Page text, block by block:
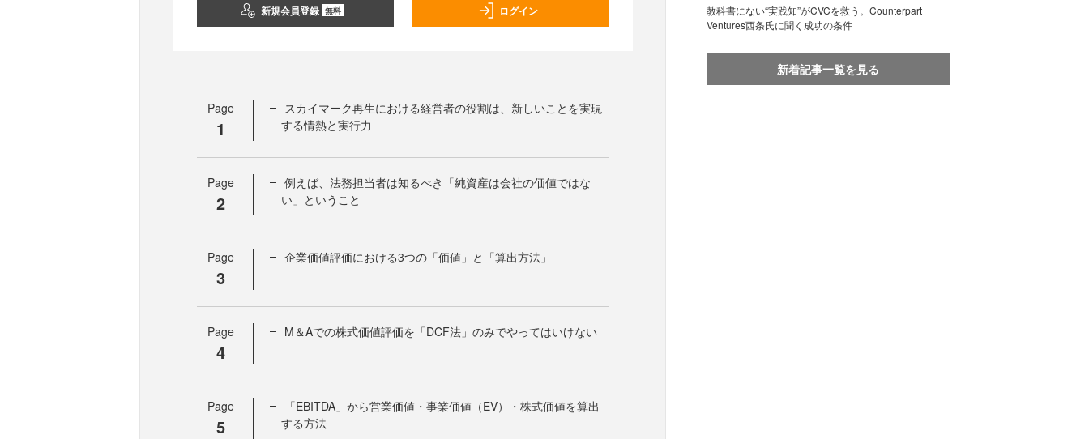
新規会員登録 無料 ログイン
Page
1
スカイマーク再生における経営者の役割は、新しいことを実現
する情熱と実行力
Page
2
例えば、法務担当者は知るべき「純資産は会社の価値ではな
い」ということ
Page
3
企業価値評価における3つの「価値」と「算出方法」
Page
4
M＆Aでの株式価値評価を「DCF法」のみでやってはいけない
Page
5
「EBITDA」から営業価値・事業価値（EV）・株式価値を算出
する方法
教科書にない“実践知”がCVCを救う。Counterpart
Ventures西条氏に聞く成功の条件
新着記事一覧を見る